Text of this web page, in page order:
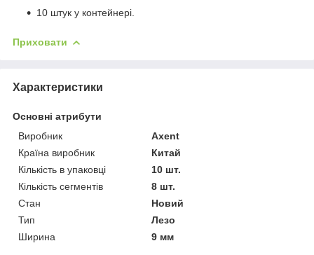
10 штук у контейнері.
Приховати
Характеристики
Основні атрибути
Виробник
Axent
Країна виробник
Китай
Кількість в упаковці
10 шт.
Кількість сегментів
8 шт.
Стан
Новий
Тип
Лезо
Ширина
9 мм